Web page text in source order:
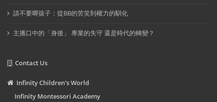
請不要唧孩子：從BB的苦笑到權力的馴化
主播口中的「身後」 專業的失守 還是時代的轉變？
Contact Us
Infinity Children's World
Infinity Montessori Academy